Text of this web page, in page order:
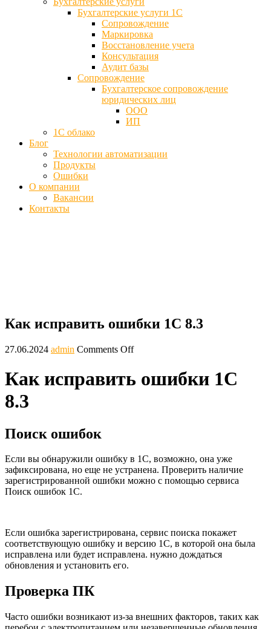
Бухгалтерские услуги 1С
Сопровождение
Маркировка
Восстановление учета
Консультация
Аудит базы
Cопровождение
Бухгалтерское сопровождение
юридических лиц
ООО
ИП
1С облако
Блог
Технологии автоматизации
Продукты
Ошибки
О компании
Вакансии
Контакты
Как исправить ошибки 1С 8.3
27.06.2024 admin Comments Off
Как исправить ошибки 1С
8.3
Поиск ошибок
Если вы обнаружили ошибку в 1С, возможно, она уже
зафиксирована, но еще не устранена. Проверить наличие
зарегистрированной ошибки можно с помощью сервиса
Поиск ошибок 1С.
Если ошибка зарегистрирована, сервис поиска покажет
соответствующую ошибку и версию 1С, в которой она была
исправлена или будет исправлена. нужно дождаться
обновления и установить его.
Проверка ПК
Часто ошибки возникают из-за внешних факторов, таких как